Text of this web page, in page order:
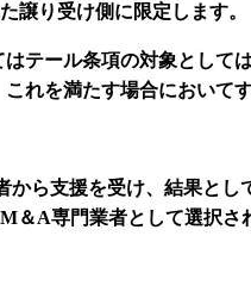
譲り受け側に限定します。
テール条項の対象として
れを満たす場合において
から支援を受け、結果とし
M＆A専門業者として選択さ